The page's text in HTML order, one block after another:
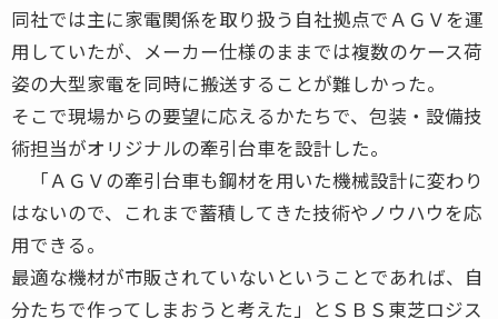
同社では主に家電関係を取り扱う自社拠点でＡＧＶを運
用していたが、メーカー仕様のままでは複数のケース荷
姿の大型家電を同時に搬送することが難しかった。
そこで現場からの要望に応えるかたちで、包装・設備技
術担当がオリジナルの牽引台車を設計した。
「ＡＧＶの牽引台車も鋼材を用いた機械設計に変わり
はないので、これまで蓄積してきた技術やノウハウを応
用できる。
最適な機材が市販されていないということであれば、自
分たちで作ってしまおうと考えた」とＳＢＳ東芝ロジス